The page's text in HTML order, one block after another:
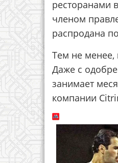
ресторанами
членом
распродана
Тем не менее,
Даже с
занимает
компании